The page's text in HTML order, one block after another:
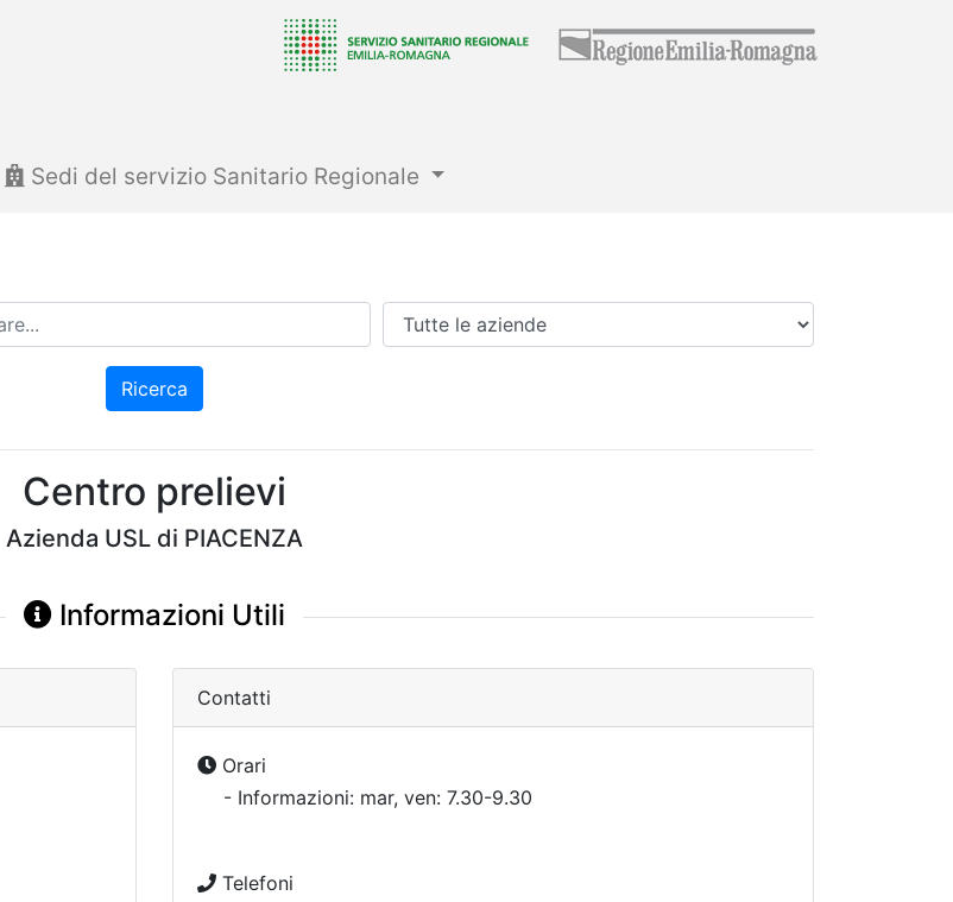
Sedi del servizio Sanitario Regionale
Azienda
Ricerca
Centro prelievi
Azienda USL di PIACENZA
Informazioni Utili
Contatti
Orari
- Informazioni: mar, ven: 7.30-9.30
Telefoni